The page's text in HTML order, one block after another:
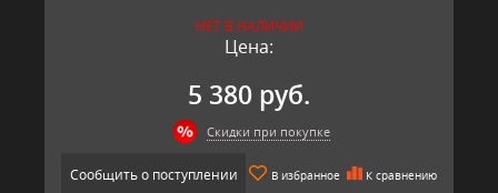
НЕТ В НАЛИЧИИ
Цена:
5 380 руб.
Скидки при покупке
Сообщить о поступлении В избранное К сравнению